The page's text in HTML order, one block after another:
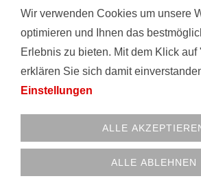
VERTRAG WIDERRUFEN AGB
KONTAKT
VERSAND
COOKIES
© 1999 - 2026 Bandshop GmbH •
02331-3408025 Mo-Fr:
Bandshop GmbH • Rohrstraße 2 •
Wir verwenden Cookies um unsere
optimieren und Ihnen das
Erlebnis zu bieten. Mit dem Klick
erklären Sie sich damit
Einstellungen
ALLE
ALLE ABLEHNEN